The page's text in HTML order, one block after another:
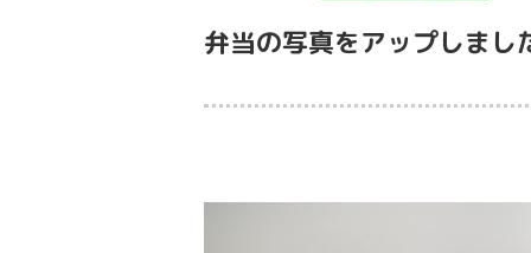
弁当の写真をアップしまし